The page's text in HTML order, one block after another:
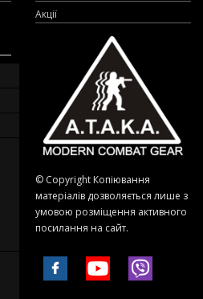
Акції
© Copyright Копіювання
матеріалів дозволяється лише з
умовою розміщення активного
посилання на сайт.